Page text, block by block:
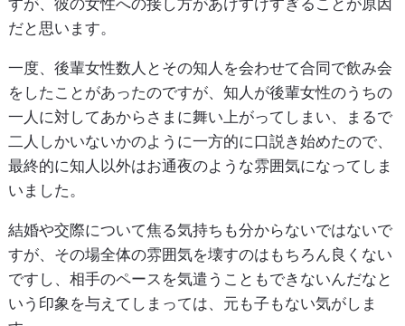
すが、彼の女性への接し方があけすけすぎることが原因
だと思います。
一度、後輩女性数人とその知人を会わせて合同で飲み会
をしたことがあったのですが、知人が後輩女性のうちの
一人に対してあからさまに舞い上がってしまい、まるで
二人しかいないかのように一方的に口説き始めたので、
最終的に知人以外はお通夜のような雰囲気になってしま
いました。
結婚や交際について焦る気持ちも分からないではないで
すが、その場全体の雰囲気を壊すのはもちろん良くない
ですし、相手のペースを気遣うこともできないんだなと
いう印象を与えてしまっては、元も子もない気がしま